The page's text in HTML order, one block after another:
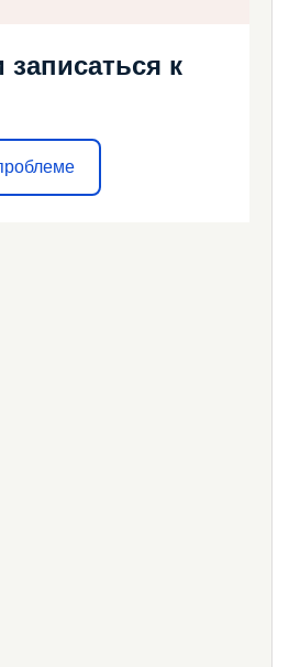
записаться к